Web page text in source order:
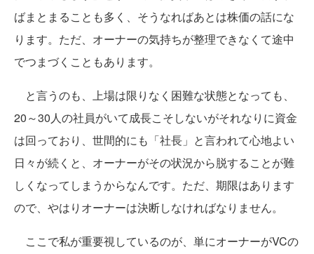
ばまとまることも多く、そうなればあとは株価の話にな
ります。ただ、オーナーの気持ちが整理できなくて途中
でつまづくこともあります。
と言うのも、上場は限りなく困難な状態となっても、
20～30人の社員がいて成長こそしないがそれなりに資金
は回っており、世間的にも「社長」と言われて心地よい
日々が続くと、オーナーがその状況から脱することが難
しくなってしまうからなんです。ただ、期限はあります
ので、やはりオーナーは決断しなければなりません。
ここで私が重要視しているのが、単にオーナーがVCの